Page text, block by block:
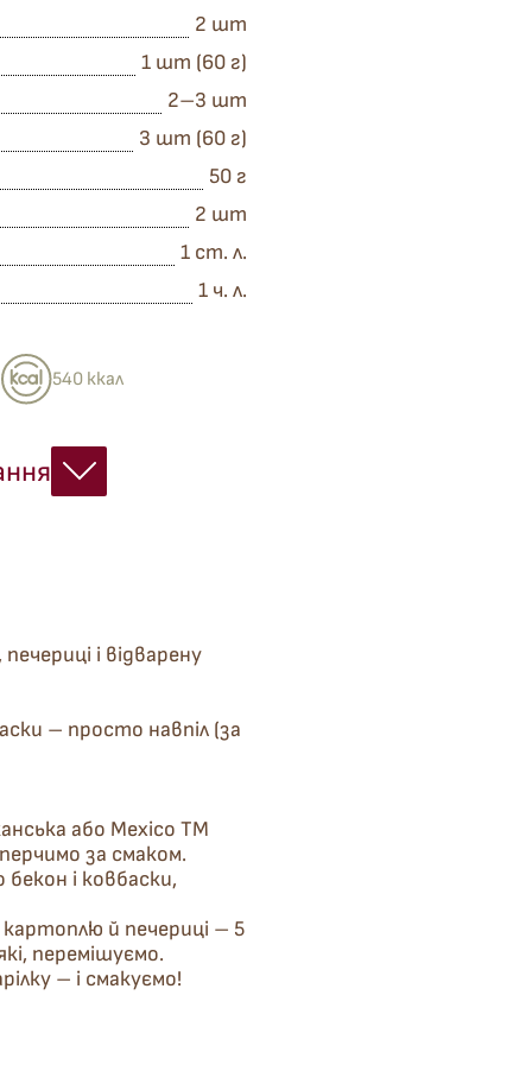
2 шт
1 шт (60 г)
2–3 шт
3 шт (60 г)
50 г
2 шт
1 ст. л.
1 ч. л.
540 ккал
і відварену
– просто навпіл (за
або Mexico TM
за смаком.
і ковбаски,
й печериці – 5
перемішуємо.
– і смакуємо!